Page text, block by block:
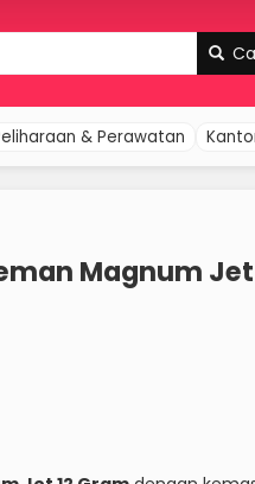
& Perawatan
Magnum